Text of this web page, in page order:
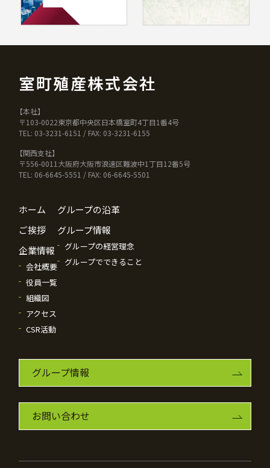
室町殖産株式会社
【本社】
〒103-0022東京都中央区日本橋室町4丁目1番4号
TEL: 03-3231-6151 / FAX: 03-3231-6155
【関西支社】
〒556-0011大阪府大阪市浪速区難波中1丁目12番5号
TEL: 06-6645-5551 / FAX: 06-6645-5501
ホーム
ご挨拶
企業情報
会社概要
役員一覧
組織図
アクセス
CSR活動
グループの沿革
グループ情報
グループの経営理念
グループでできること
グループ情報
お問い合わせ